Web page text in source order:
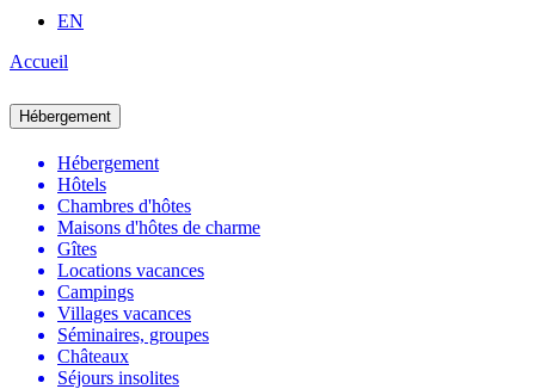
EN
Accueil
Hébergement
Hébergement
Hôtels
Chambres d'hôtes
Maisons d'hôtes de charme
Gîtes
Locations vacances
Campings
Villages vacances
Séminaires, groupes
Châteaux
Séjours insolites